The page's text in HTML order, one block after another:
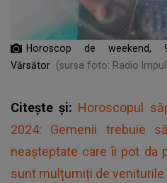
Horoscop de
Vărsător (sursa foto: Radio
Citește și: Horoscopul
2024: Gemenii trebuie
neașteptate care îi pot da
sunt mulțumiți de veniturile